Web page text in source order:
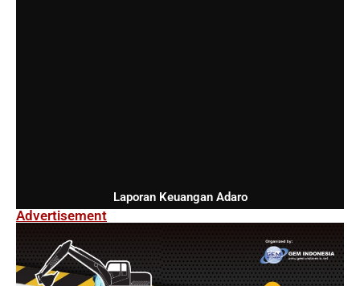
Laporan Keuangan Adaro
Advertisement